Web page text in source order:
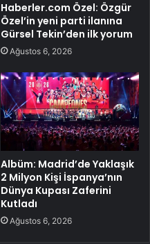
Haberler.com Özel: Özgür
Özel’in yeni parti ilanına
Gürsel Tekin’den ilk yorum
Ağustos 6, 2026
Albüm: Madrid’de Yaklaşık
2 Milyon Kişi İspanya’nın
Dünya Kupası Zaferini
Kutladı
Ağustos 6, 2026